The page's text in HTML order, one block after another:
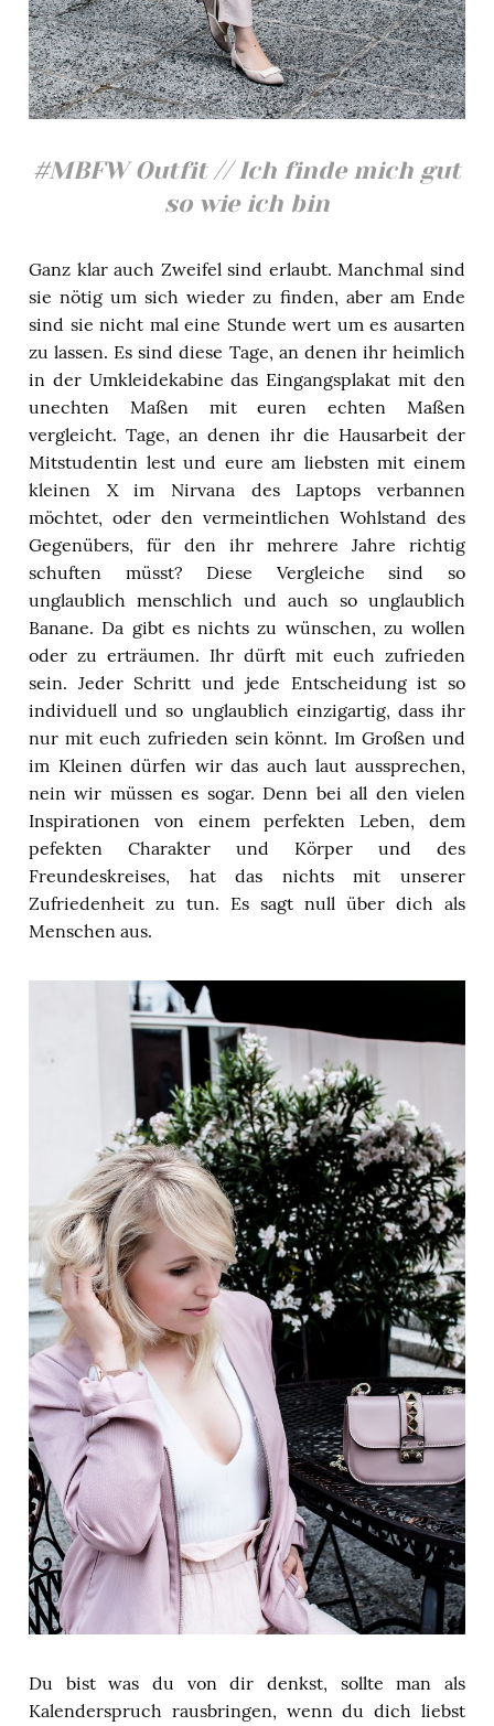
#MBFW Outfit // Ich finde mich gut
so wie ich bin
Ganz klar auch Zweifel sind erlaubt. Manchmal sind
sie nötig um sich wieder zu finden, aber am Ende
sind sie nicht mal eine Stunde wert um es ausarten
zu lassen. Es sind diese Tage, an denen ihr heimlich
in der Umkleidekabine das Eingangsplakat mit den
unechten Maßen mit euren echten Maßen
vergleicht. Tage, an denen ihr die Hausarbeit der
Mitstudentin lest und eure am liebsten mit einem
kleinen X im Nirvana des Laptops verbannen
möchtet, oder den vermeintlichen Wohlstand des
Gegenübers, für den ihr mehrere Jahre richtig
schuften müsst? Diese Vergleiche sind so
unglaublich menschlich und auch so unglaublich
Banane. Da gibt es nichts zu wünschen, zu wollen
oder zu erträumen. Ihr dürft mit euch zufrieden
sein. Jeder Schritt und jede Entscheidung ist so
individuell und so unglaublich einzigartig, dass ihr
nur mit euch zufrieden sein könnt. Im Großen und
im Kleinen dürfen wir das auch laut aussprechen,
nein wir müssen es sogar. Denn bei all den vielen
Inspirationen von einem perfekten Leben, dem
pefekten Charakter und Körper und des
Freundeskreises, hat das nichts mit unserer
Zufriedenheit zu tun. Es sagt null über dich als
Menschen aus.
Du bist was du von dir denkst, sollte man als
Kalenderspruch rausbringen, wenn du dich liebst